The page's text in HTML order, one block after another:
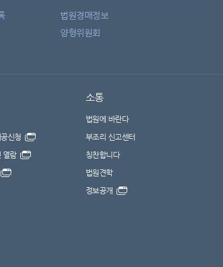
법원경매정보
양형위원회
신청
열람
소통
법원에 바란다
부조리 신고센터
칭찬합니다
법원견학
정보공개